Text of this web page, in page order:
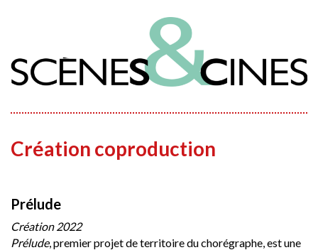
Création coproduction
Prélude
Création 2022
Prélude, premier projet de territoire du chorégraphe, est une